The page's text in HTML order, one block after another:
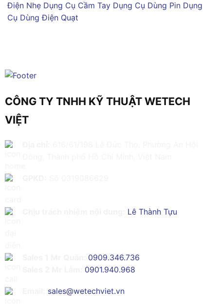
Điện Nhẹ Dụng Cụ Cầm Tay Dụng Cụ Dùng Pin Dụng
Cụ Dùng Điện Quạt
CÔNG TY TNHH KỸ THUẬT WETECH
VIỆT
Lê Thành Tựu
0909.346.736
0901.940.968
sales@wetechviet.vn